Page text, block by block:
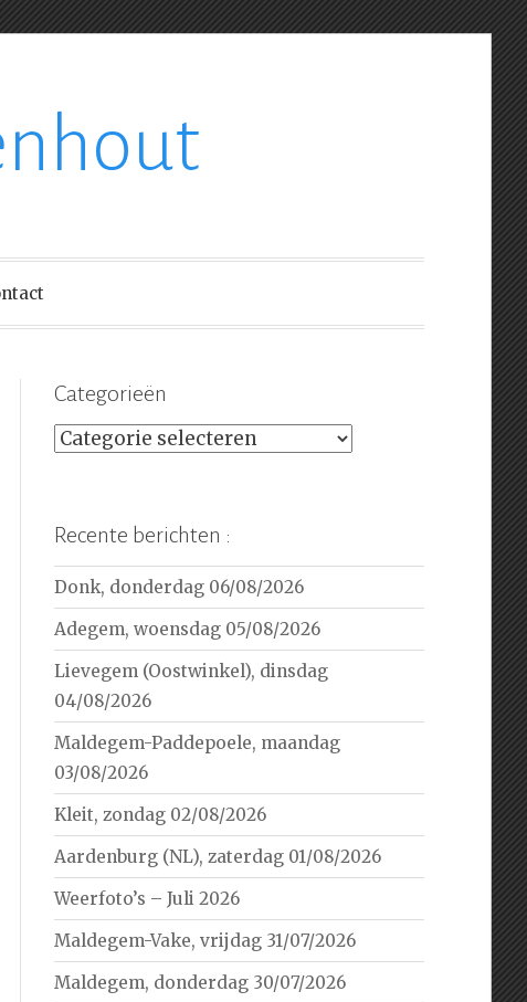
Categorieën
Categorieën
Recente berichten :
Donk, donderdag 06/08/2026
Adegem, woensdag 05/08/2026
Lievegem (Oostwinkel), dinsdag
04/08/2026
Maldegem-Paddepoele, maandag
03/08/2026
Kleit, zondag 02/08/2026
Aardenburg (NL), zaterdag 01/08/2026
Weerfoto’s – Juli 2026
Maldegem-Vake, vrijdag 31/07/2026
Maldegem, donderdag 30/07/2026